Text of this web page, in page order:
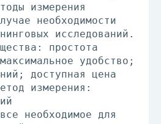
измерения
необходимости
исследований.
простота
удобство;
доступная цена
измерения:
необходимое для